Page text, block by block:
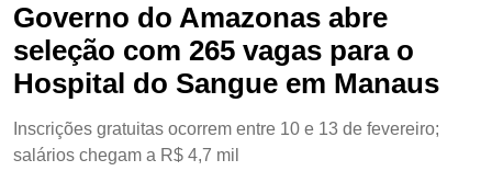
Governo do Amazonas abre
seleção com 265 vagas para o
Hospital do Sangue em Manaus
Inscrições gratuitas ocorrem entre 10 e 13 de fevereiro;
salários chegam a R$ 4,7 mil